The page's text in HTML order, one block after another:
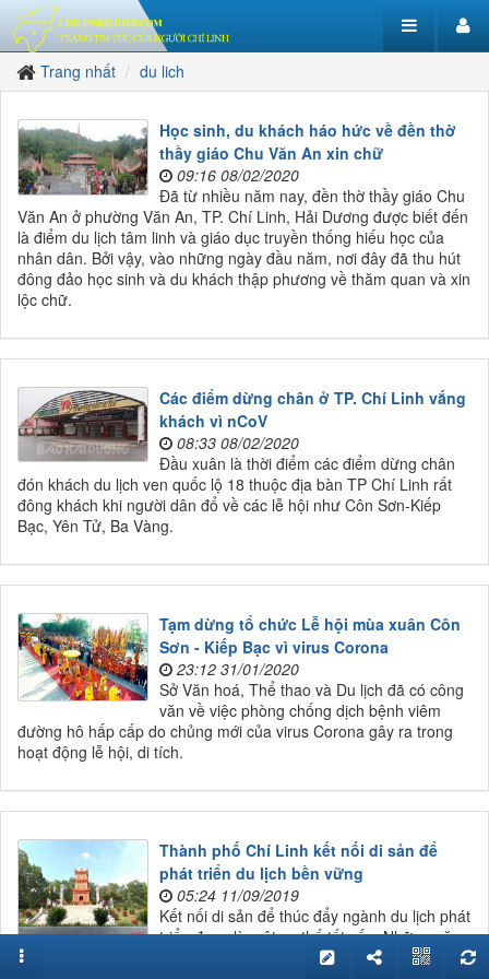
Trang nhất du lich
Học sinh, du khách háo hức về đền thờ
thầy giáo Chu Văn An xin chữ
09:16 08/02/2020
Đã từ nhiều năm nay, đền thờ thầy giáo Chu
Văn An ở phường Văn An, TP. Chí Linh, Hải Dương được biết đến
là điểm du lịch tâm linh và giáo dục truyền thống hiếu học của
nhân dân. Bởi vậy, vào những ngày đầu năm, nơi đây đã thu hút
đông đảo học sinh và du khách thập phương về thăm quan và xin
lộc chữ.
Các điểm dừng chân ở TP. Chí Linh vắng
khách vì nCoV
08:33 08/02/2020
Đầu xuân là thời điểm các điểm dừng chân
đón khách du lịch ven quốc lộ 18 thuộc địa bàn TP Chí Linh rất
đông khách khi người dân đổ về các lễ hội như Côn Sơn-Kiếp
Bạc, Yên Tử, Ba Vàng.
Tạm dừng tổ chức Lễ hội mùa xuân Côn
Sơn - Kiếp Bạc vì virus Corona
23:12 31/01/2020
Sở Văn hoá, Thể thao và Du lịch đã có công
văn về việc phòng chống dịch bệnh viêm
đường hô hấp cấp do chủng mới của virus Corona gây ra trong
hoạt động lễ hội, di tích.
Thành phố Chí Linh kết nối di sản để
phát triển du lịch bền vững
05:24 11/09/2019
Kết nối di sản để thúc đẩy ngành du lịch phát
triển đang là một xu thế tất yếu. Những năm
gần đây, Thành phố Chí Linh cũng đẩy mạnh việc kết nối các di